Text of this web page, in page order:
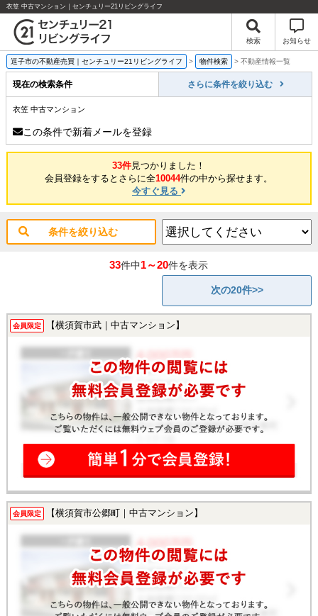
衣笠 中古マンション｜センチュリー21リビングライフ
検索 お知らせ
逗子市の不動産売買｜センチュリー21リビングライフ > 物件検索 > 不動産情報一覧
現在の検索条件 さらに条件を絞り込む
衣笠 中古マンション
この条件で新着メールを登録
33件見つかりました！
会員登録をするとさらに全10044件の中から探せます。
今すぐ見る
条件を絞り込む
33件中1～20件を表示
次の20件>>
会員限定 【横須賀市武｜中古マンション】
会員限定 【横須賀市公郷町｜中古マンション】